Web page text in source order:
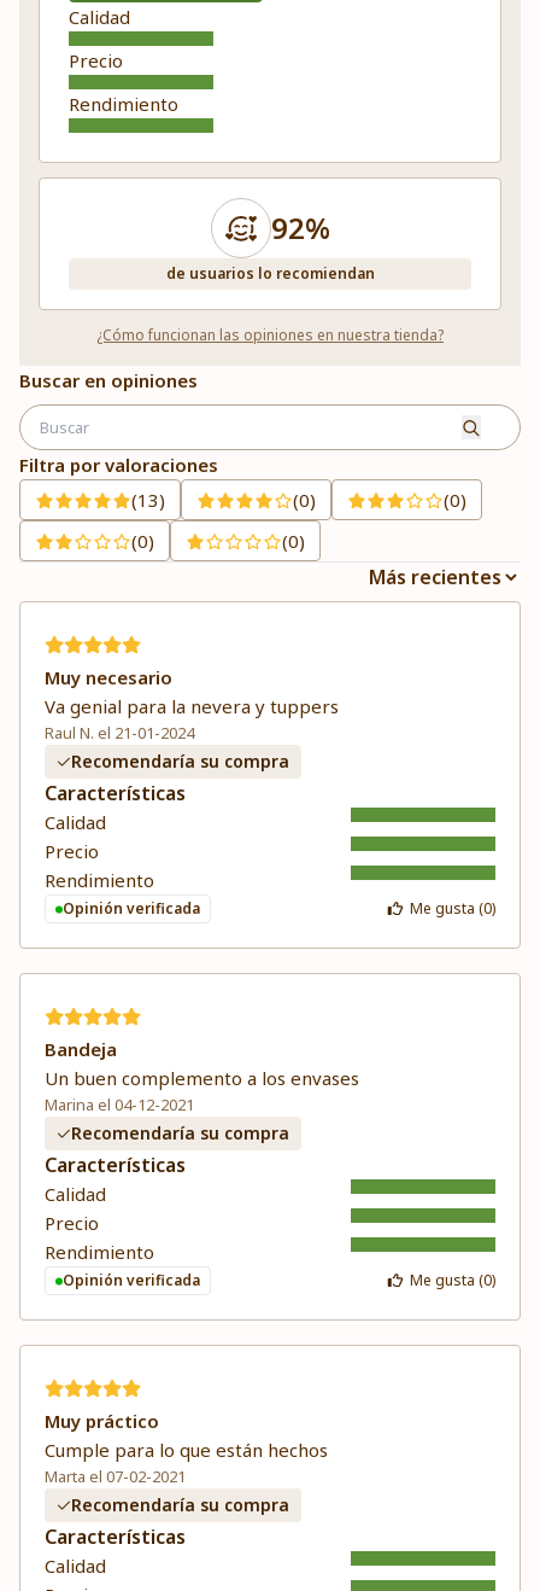
Calidad
Precio
Rendimiento
92%
de usuarios lo recomiendan
¿Cómo funcionan las opiniones en nuestra tienda?
Buscar en opiniones
Filtra por valoraciones
(13)
(0)
(0)
(0)
(0)
Muy necesario
Va genial para la nevera y tuppers
Raul N. el 21-01-2024
Recomendaría su compra
Características
Calidad
Precio
Rendimiento
Opinión verificada Me gusta (0)
Bandeja
Un buen complemento a los envases
Marina el 04-12-2021
Recomendaría su compra
Características
Calidad
Precio
Rendimiento
Opinión verificada Me gusta (0)
Muy práctico
Cumple para lo que están hechos
Marta el 07-02-2021
Recomendaría su compra
Características
Calidad